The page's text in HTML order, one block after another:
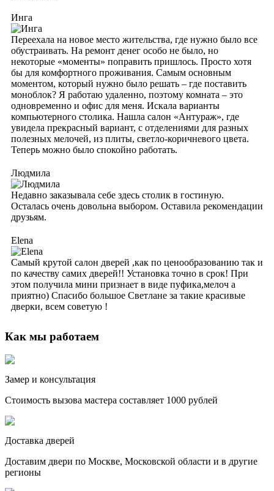
Инга
Переехала на новое место жительства, где нужно было все
обустраивать. На ремонт денег особо не было, но
некоторые «моменты» поправить пришлось. Просто хотя
бы для комфортного проживания. Самым основным
моментом, который нужно было решать – где поставить
моноблок? Я работаю удаленно, поэтому комната – это
одновременно и офис для меня. Искала варианты
компьютерного столика. Нашла салон «Антураж», где
увидела прекрасный вариант, с отделениями для разных
полезных мелочей, из плиты, светло-коричневого цвета.
Теперь можно было спокойно работать.
Людмила
Недавно заказывала себе здесь столик в гостиную.
Осталась очень довольна выбором. Оставила рекомендации
друзьям.
Elena
Самый крутой салон дверей ,как по ценообразованию так и
по качеству самих дверей!! Установка точно в срок! При
этом получила мини признает в виде пуфика,мелоч а
приятно) Спасибо большое Светлане за такие красивые
дверки, всем советую !
Как мы работаем
Замер и консультация
Стоимость вызова мастера составляет 1000 рублей
Доставка дверей
Доставим двери по Москве, Московской области и в другие
регионы